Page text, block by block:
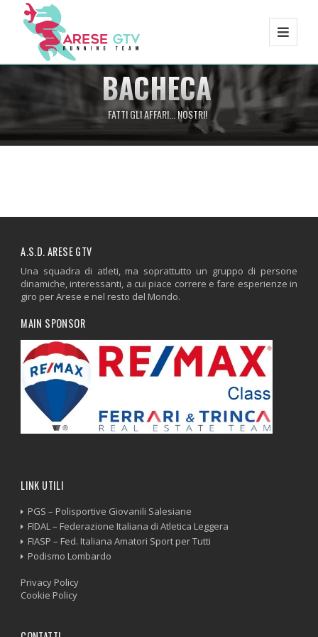
BACHECA
FATTI GLI AFFARI... NOSTRI!
A.S.D. ARESE GTV
Una squadra di atleti, ma soprattutto un gruppo di persone
dinamiche, interessanti, a cui piace correre e fare esperienze in
giro per Arese e nel resto del Mondo.
MAIN SPONSOR
LINK UTILI
PGS – Polisportive Giovanili Salesiane
FIDAL – Federazione Italiana di Atletica Leggera
FIASP – Fed. Italiana Amatori Sport per Tutti
Podismo Lombardo
Privacy Policy
Cookie Policy